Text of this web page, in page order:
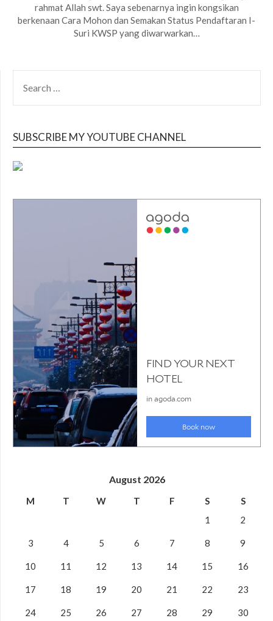
rahmat Allah swt. Saya sebenarnya ingin kongsikan
berkenaan Cara Mohon dan Semakan Status Pendaftaran I-
Suri KWSP yang diwarwarkan…
FOR:
SUBSCRIBE MY YOUTUBE CHANNEL
August 2026
M T W T F S
S
1
2
3 4 5 6 7 8 9
10 11 12 13 14 15 16
17 18 19 20 21 22 23
24 25 26 27 28 29 30